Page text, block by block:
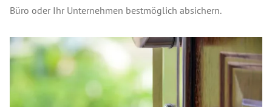
Büro oder Ihr Unternehmen bestmöglich absichern.